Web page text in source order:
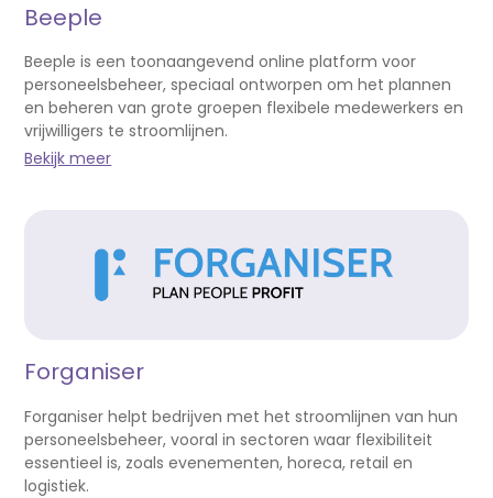
Beeple
Beeple is een toonaangevend online platform voor
personeelsbeheer, speciaal ontworpen om het plannen
en beheren van grote groepen flexibele medewerkers en
vrijwilligers te stroomlijnen.
Bekijk meer
Forganiser
Forganiser helpt bedrijven met het stroomlijnen van hun
personeelsbeheer, vooral in sectoren waar flexibiliteit
essentieel is, zoals evenementen, horeca, retail en
logistiek.